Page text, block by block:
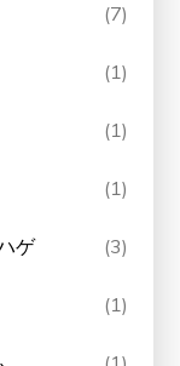
(7)
(1)
(1)
(1)
ゲ (3)
(1)